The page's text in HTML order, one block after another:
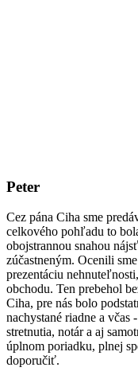
Peter
Cez pána Ciha sme
celkového pohľadu to
obojstrannou snahou
zúčastneným. Ocenili
prezentáciu
obchodu. Ten prebehol
Ciha, pre nás bolo
nachystané riadne a
stretnutia, notár a aj
úplnom poriadku, plnej
doporučiť.